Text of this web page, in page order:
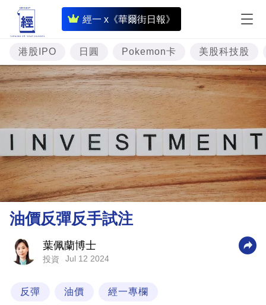
經一 x《華爾街日報》
即
時
財
經
專
題
投
樓
市
理
財
商
業
技
港股IPO 日圓 Pokemon卡 美股科技股
油價反彈反手試注
葉佩蘭博士
投資 Jul 12 2024
反彈 油價 經一專欄